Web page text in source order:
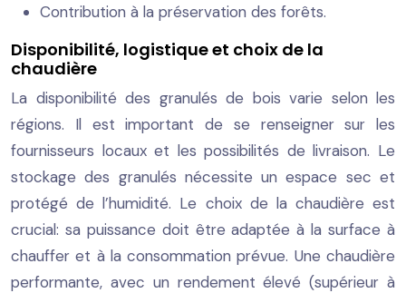
Contribution à la préservation des forêts.
Disponibilité, logistique et choix de la
chaudière
La disponibilité des granulés de bois varie selon les
régions. Il est important de se renseigner sur les
fournisseurs locaux et les possibilités de livraison. Le
stockage des granulés nécessite un espace sec et
protégé de l’humidité. Le choix de la chaudière est
crucial: sa puissance doit être adaptée à la surface à
chauffer et à la consommation prévue. Une chaudière
performante, avec un rendement élevé (supérieur à